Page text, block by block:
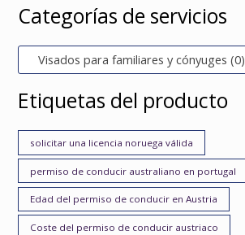
Categorías de servicios
Visados para familiares y cónyuges (0)
Etiquetas del producto
solicitar una licencia noruega válida
permiso de conducir australiano en portugal
Edad del permiso de conducir en Austria
Coste del permiso de conducir austriaco